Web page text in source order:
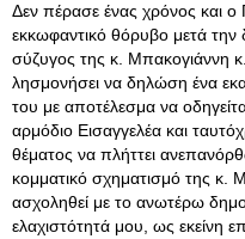
Δεν πέρασε ένας χρόνος και ο
εκκωφαντικό θόρυβο μετά την
σύζυγος της κ. Μπακογιάννη
λησμονήσει να δηλώση ένα
του με αποτέλεσμα να
αρμόδιο Εισαγγελέα και
θέματος να πλήττει
κομματικό σχηματισμό της κ.
ασχοληθεί με το ανωτέρω
ελαχιστότητά μου, ως εκείνη